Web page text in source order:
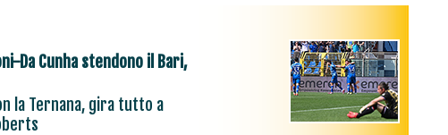
Da Cunha stendono il Bari,
la Ternana, gira tutto a